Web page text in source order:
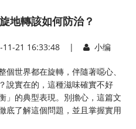
地轉該如何防治？
11-21 16:33:48 | 小编
世界都在旋轉，伴隨著噁心、
說實在的，這種滋味確實不好
」的典型表現。別擔心，這篇文
底了解這個問題，並且掌握實用